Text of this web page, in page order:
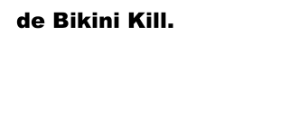
de Bikini Kill.